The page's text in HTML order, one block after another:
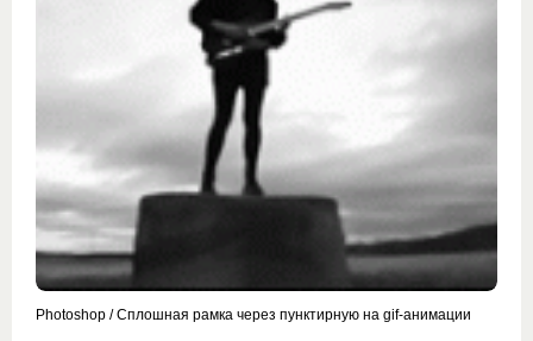
Photoshop / Сплошная рамка через пунктирную на gif-анимации